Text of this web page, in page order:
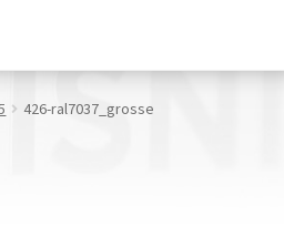
426-ral7037_grosse